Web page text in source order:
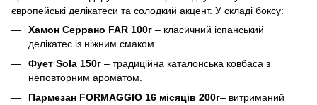
європейські делікатеси та солодкий акцент. У складі боксу:
Хамон Серрано FAR 100г – класичний іспанський
делікатес із ніжним смаком.
Фует Sola 150г – традиційна каталонська ковбаса з
неповторним ароматом.
Пармезан FORMAGGIO 16 місяців 200г– витриманий